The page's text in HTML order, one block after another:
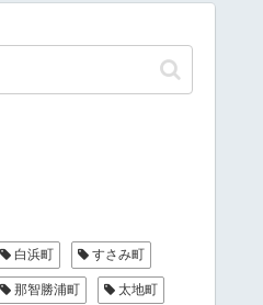
白浜町 すさみ町
那智勝浦町 太地町